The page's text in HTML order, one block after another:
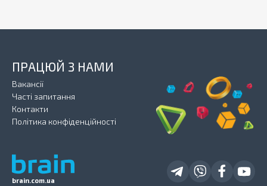
brain.com.ua
ПРАЦЮЙ З НАМИ
Вакансії
Часті запитання
Контакти
Політика конфіденційності